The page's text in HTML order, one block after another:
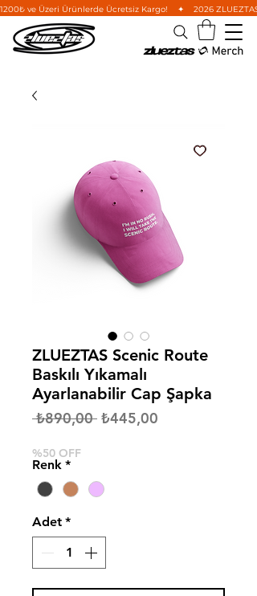
1200₺ ve Üzeri Ürünlerde Ücretsiz Kargo!    ✦    2026
ZLUEZTAS Scenic Route
Baskılı Yıkamalı
Ayarlanabilir Cap Şapka
₺890,00 Normal
₺445,00
%50 OFF
Renk *
Adet *